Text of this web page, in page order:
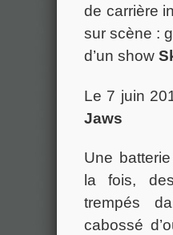
de carrière
sur scène :
d’un show
Le 7 juin
Jaws
Une
la fois,
trempés
cabossé